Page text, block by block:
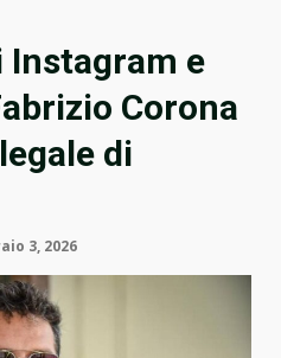
e
Corona
di
3, 2026